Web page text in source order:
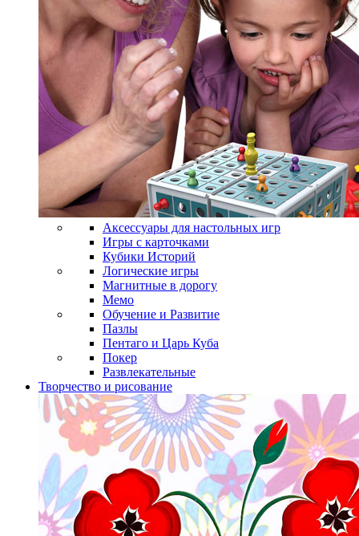
Аксессуары для настольных игр
Игры с карточками
Кубики Историй
Логические игры
Магнитные в дорогу
Мемо
Обучение и Развитие
Пазлы
Пентаго и Царь Куба
Покер
Развлекательные
Творчество и рисование